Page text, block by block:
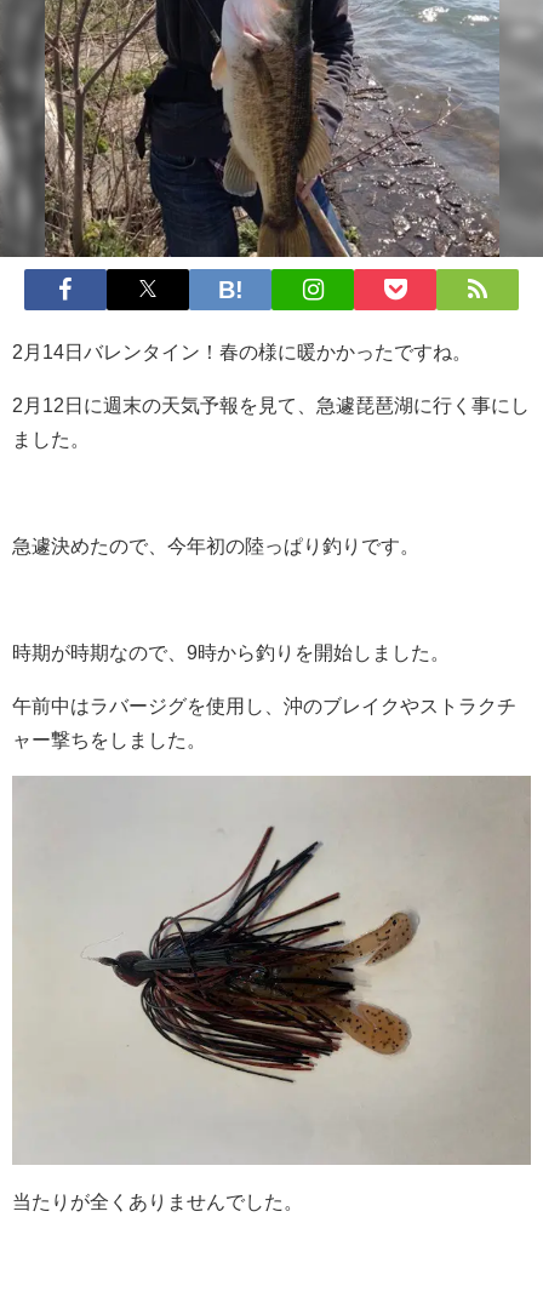
2月14日バレンタイン！春の様に暖かかったですね。
2月12日に週末の天気予報を見て、急遽琵琶湖に行く事にし
ました。
急遽決めたので、今年初の陸っぱり釣りです。
時期が時期なので、9時から釣りを開始しました。
午前中はラバージグを使用し、沖のブレイクやストラクチ
ャー撃ちをしました。
当たりが全くありませんでした。